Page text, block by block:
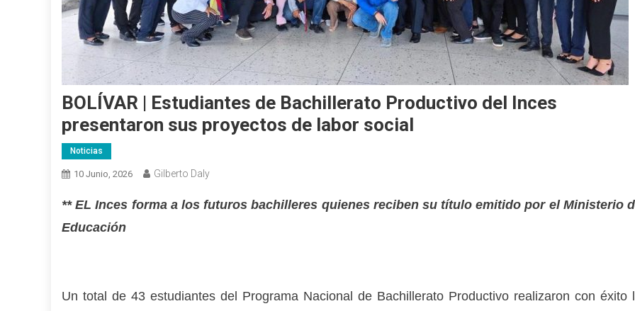
BOLÍVAR | Estudiantes de Bachillerato Productivo del Inces
presentaron sus proyectos de labor social
Noticias
10 Junio, 2026 Gilberto Daly
** EL Inces forma a los futuros bachilleres quienes reciben su título emitido por el Ministerio
Educación
Un total de 43 estudiantes del Programa Nacional de Bachillerato Productivo realizaron con éxito